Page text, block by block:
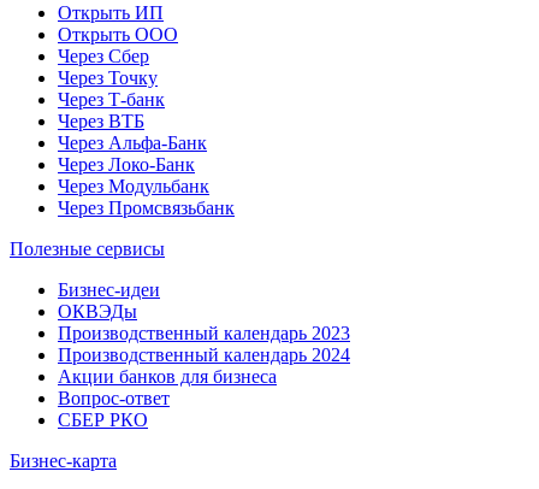
Открыть ИП
Открыть ООО
Через Сбер
Через Точку
Через Т-банк
Через ВТБ
Через Альфа-Банк
Через Локо-Банк
Через Модульбанк
Через Промсвязьбанк
Полезные сервисы
Бизнес-идеи
ОКВЭДы
Производственный календарь 2023
Производственный календарь 2024
Акции банков для бизнеса
Вопрос-ответ
СБЕР РКО
Бизнес-карта